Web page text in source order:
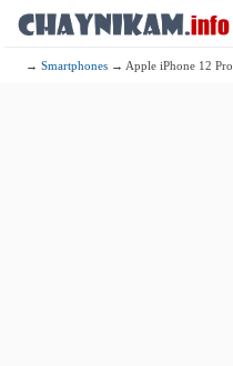
→Smartphones → Apple iPhone 12 Pro